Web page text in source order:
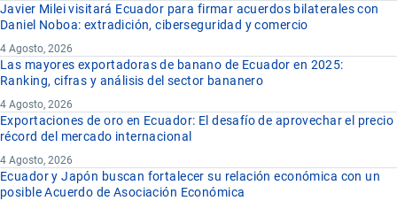
Javier Milei visitará Ecuador para firmar acuerdos bilaterales con
Daniel Noboa: extradición, ciberseguridad y comercio
4 Agosto, 2026
Las mayores exportadoras de banano de Ecuador en 2025:
Ranking, cifras y análisis del sector bananero
4 Agosto, 2026
Exportaciones de oro en Ecuador: El desafío de aprovechar el precio
récord del mercado internacional
4 Agosto, 2026
Ecuador y Japón buscan fortalecer su relación económica con un
posible Acuerdo de Asociación Económica